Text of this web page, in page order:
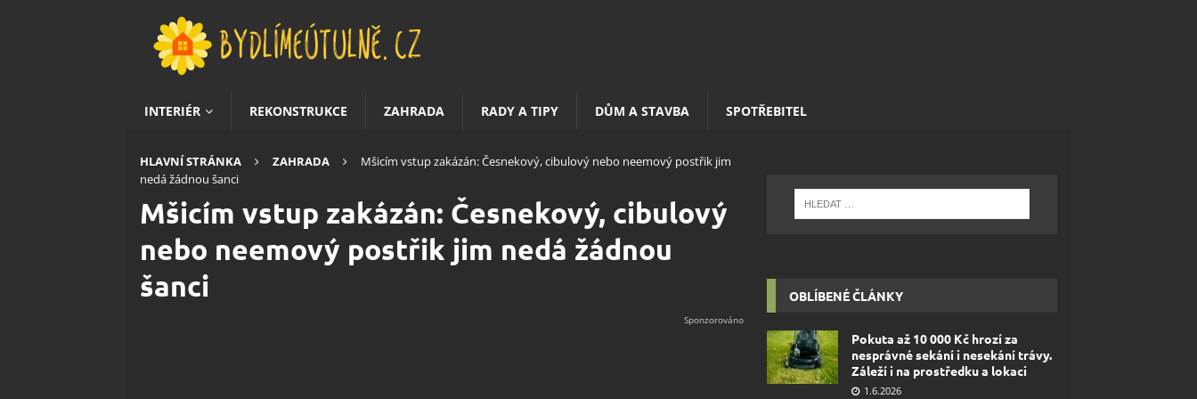
INTERIÉR REKONSTRUKCE ZAHRADA RADY A TIPY DŮM A STAVBA SPOTŘEBITEL
HLAVNÍ STRÁNKA ZAHRADA
Mšicím vstup zakázán: Česnekový, cibulový nebo neemový postřik jim
nedá žádnou šanci
Mšicím vstup zakázán: Česnekový, cibulový
nebo neemový postřik jim nedá žádnou
šanci
OBLÍBENÉ ČLÁNKY
Pokuta až 10 000 Kč hrozí za
nesprávné sekání i nesekání trávy.
Záleží i na prostředku a lokaci
1.6.2026